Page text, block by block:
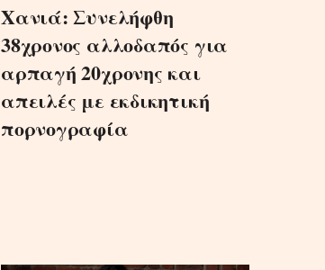
Χανιά: Συνελήφθη
38χρονος αλλοδαπός για
αρπαγή 20χρονης και
απειλές με εκδικητική
πορνογραφία